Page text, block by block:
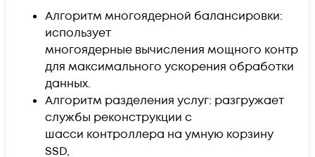
Алгоритм многоядерной балансировки:
использует
многоядерные вычисления мощного
для максимального ускорения обработки
данных.
Алгоритм разделения услуг: разгружает
службы реконструкции с
шасси контроллера на умную корзину
SSD,